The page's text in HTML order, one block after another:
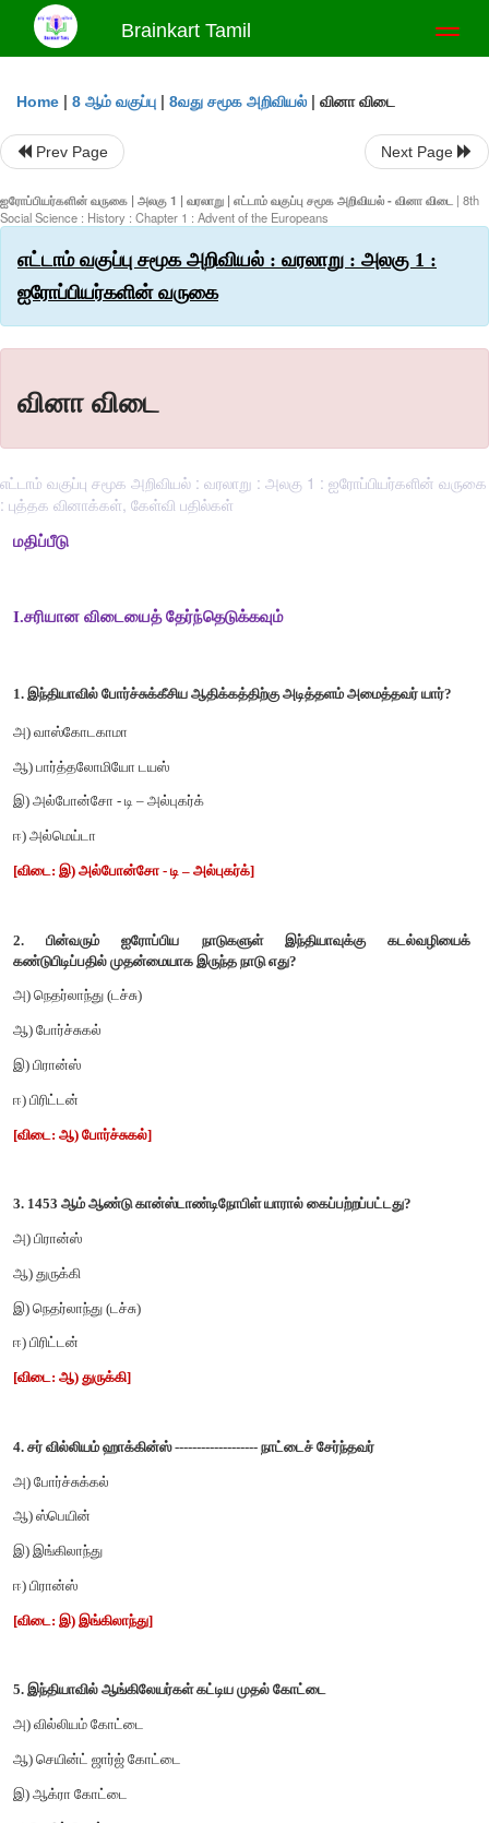
Brainkart Tamil
Home | 8 ஆம் வகுப்பு | 8வது சமூக அறிவியல் | வினா விடை
Prev Page Next Page
ஐரோப்பியர்களின் வருகை | அலகு 1 | வரலாறு | எட்டாம் வகுப்பு சமூக அறிவியல் - வினா விடை | 8th
Social Science : History : Chapter 1 : Advent of the Europeans
எட்டாம் வகுப்பு சமூக அறிவியல் : வரலாறு : அலகு 1 :
ஐரோப்பியர்களின் வருகை
வினா விடை
எட்டாம் வகுப்பு சமூக அறிவியல் : வரலாறு : அலகு 1 : ஐரோப்பியர்களின் வருகை
: புத்தக வினாக்கள், கேள்வி பதில்கள்
I.சரியான விடையைத் தேர்ந்தெடுக்கவும்
1. இந்தியாவில் போர்ச்சுக்கீசிய ஆதிக்கத்திற்கு அடித்தளம்
ஆ) பார்த்தலோமியோ டயஸ்
இ) அல்போன்சோ - டி – அல்புகர்க்
[விடை: இ) அல்போன்சோ - டி – அல்புகர்க்]
கண்டுபிடிப்பதில் முதன்மையாக இருந்த நாடு எது?
அ) நெதர்லாந்து (டச்சு)
ஆ) போர்ச்சுகல்
இ) பிரான்ஸ்
ஈ) பிரிட்டன்
3. 1453 ஆம் ஆண்டு கான்ஸ்டாண்டிநோபிள் யாரால்
அ) பிரான்ஸ்
ஆ) துருக்கி
இ) நெதர்லாந்து (டச்சு)
ஈ) பிரிட்டன்
[விடை: ஆ) துருக்கி]